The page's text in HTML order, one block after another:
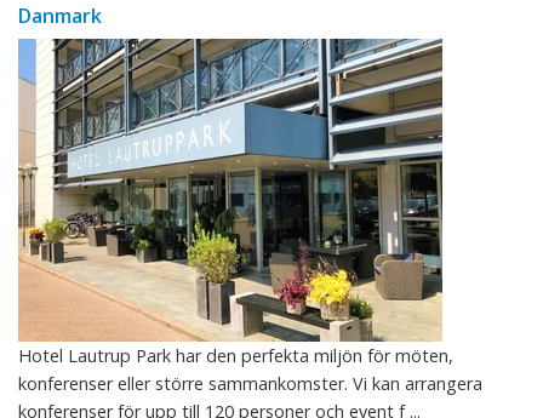
Danmark
Hotel Lautrup Park har den perfekta miljön för möten,
konferenser eller större sammankomster. Vi kan arrangera
konferenser för upp till 120 personer och event f ...